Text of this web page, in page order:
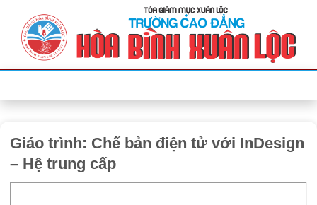
Giáo trình: Chế bản điện tử với InDesign
– Hệ trung cấp